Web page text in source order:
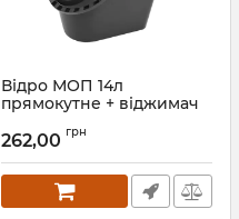
Відро МОП 14л
прямокутне + віджимач
262,00 грн